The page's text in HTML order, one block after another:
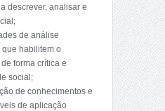
descrever, analisar e
de análise
habilitem o
forma crítica e
social;
de conhecimentos e
de aplicação